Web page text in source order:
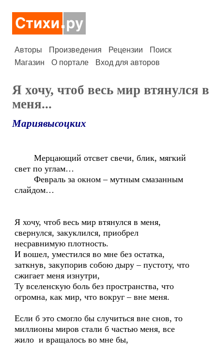
Авторы Произведения Рецензии
Поиск
Магазин
О портале Вход для авторов
Я хочу, чтоб весь мир втянулся в
меня...
Мариявысоцких
Мерцающий отсвет свечи, блик, мягкий
свет по углам…
Февраль за окном – мутным смазанным
слайдом…
Я хочу, чтоб весь мир втянулся в меня,
свернулся, закуклился, приобрел
несравнимую плотность.
И вошел, уместился во мне без остатка,
заткнув, закупорив собою дыру – пустоту, что
сжигает меня изнутри,
Ту вселенскую боль без пространства, что
огромна, как мир, что вокруг – вне меня.
Если б это смогло бы случиться вне снов, то
миллионы миров стали б частью меня, все
жило и вращалось во мне бы,